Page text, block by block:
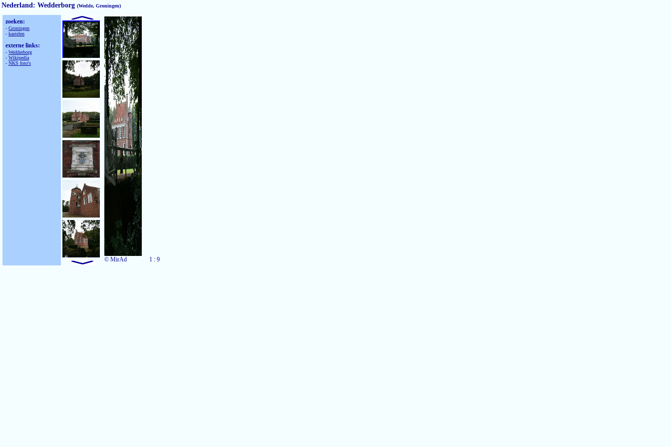
Nederland: Wedderborg (Wedde, Groningen)
zoeken:
- Groningen
- kastelen
externe links:
- Wedderborg
- Wikipedia
- NKS foto's
© MirAd 1 : 9